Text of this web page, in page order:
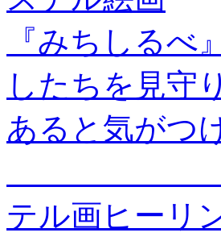
『みちしる
したちを見守
あると気がつ
＿＿＿＿＿＿
テル画ヒーリ